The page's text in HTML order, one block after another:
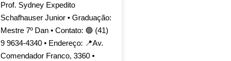
Prof. Sydney Expedito
Schafhauser Junior • Graduação:
Mestre 7º Dan • Contato: 🟢 (41)
9 9634-4340 • Endereço: 📍Av.
Comendador Franco, 3360 •